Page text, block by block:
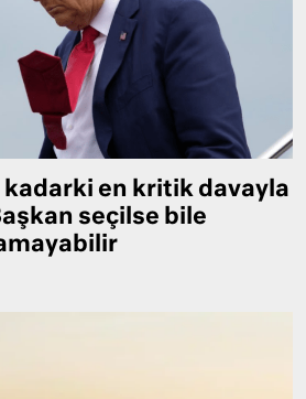
kadarki en kritik davayla
seçilse bile